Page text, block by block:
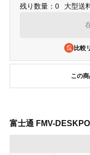
残り数量：0 大型送
比較
この
富士通 FMV-